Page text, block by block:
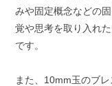
みや固定概念などの
覚や思考を取り入れ
です。
また、10mm玉のブ